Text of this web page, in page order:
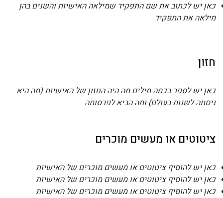
כאן יש לכתוב את שם התפקיד שמילאה האישיות והשנים בהן
מילאה את התפקיד
חזון
כאן יש לספר בכמה מילים מה היה החזון של האישיות (מה היא
ניסתה לשנות בעולם) ומה הביא לפרסומה
ציטוטים או מעשים מוכרים
כאן יש להוסיף ציטוטים או מעשים מוכרים של האישיות
כאן יש להוסיף ציטוטים או מעשים מוכרים של האישיות
כאן יש להוסיף ציטוטים או מעשים מוכרים של האישיות